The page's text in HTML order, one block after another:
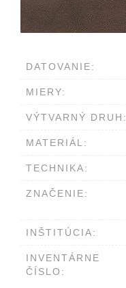
DATOVANIE:
MIERY:
VÝTVARNÝ DRUH:
MATERIÁL:
TECHNIKA:
ZNAČENIE:
INŠTITÚCIA:
INVENTÁRNE
ČÍSLO: